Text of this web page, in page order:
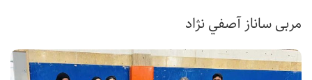
مربی ساناز آصفي نژاد